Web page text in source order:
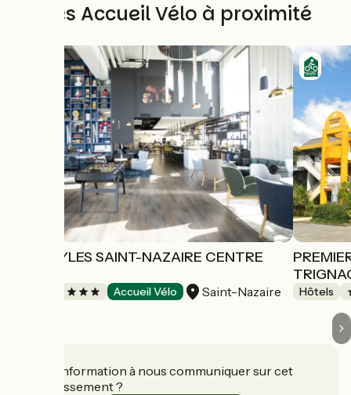
Autres Accueil Vélo à proximité
IBIS STYLES SAINT-NAZAIRE CENTRE
Accueil Vélo Saint-Nazaire Hôtels
Une information à nous communiquer sur cet
établissement ?